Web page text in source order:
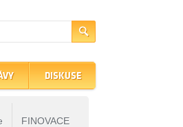
FINOVACE
DISKUSE